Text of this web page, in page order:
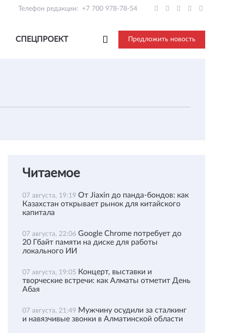
Телефон редакции: +7 700 978-78-54
СПЕЦПРОЕКТ Предложить новость
Читаемое
07 августа, 19:19 От Jiaxin до панда-бондов: как
Казахстан открывает рынок для китайского
капитала
07 августа, 22:06 Google Chrome потребует до
20 Гбайт памяти на диске для работы
локального ИИ
07 августа, 19:05 Концерт, выставки и
творческие встречи: как Алматы отметит День
Абая
07 августа, 21:49 Мужчину осудили за сталкинг
и навязчивые звонки в Алматинской области